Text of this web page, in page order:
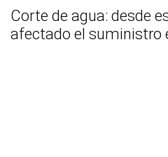
Corte de agua: desde
afectado el suministro